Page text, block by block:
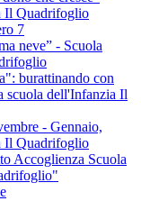
Il Quadrifoglio
7
neve” - Scuola
burattinando con
scuola dell'Infanzia Il
- Gennaio,
Il Quadrifoglio
Accoglienza Scuola